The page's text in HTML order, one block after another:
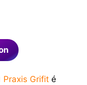
Praxis Grifit é